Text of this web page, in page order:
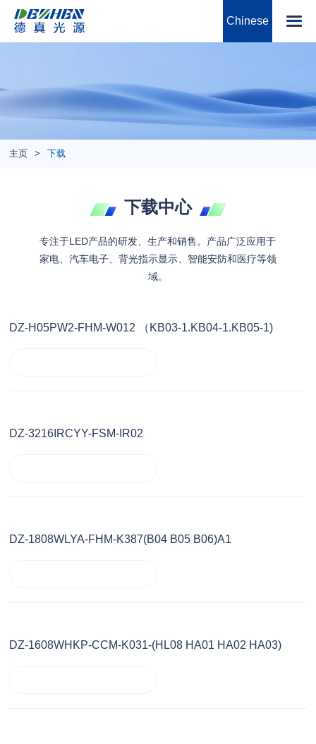
Chinese
主页 下载
下载中心
专注于LED产品的研发、生产和销售。产品广泛应用于
家电、汽车电子、背光指示显示、智能安防和医疗等领
域。
DZ-H05PW2-FHM-W012 （KB03-1.KB04-1.KB05-1)
DZ-3216IRCYY-FSM-IR02
DZ-1808WLYA-FHM-K387(B04 B05 B06)A1
DZ-1608WHKP-CCM-K031-(HL08 HA01 HA02 HA03)